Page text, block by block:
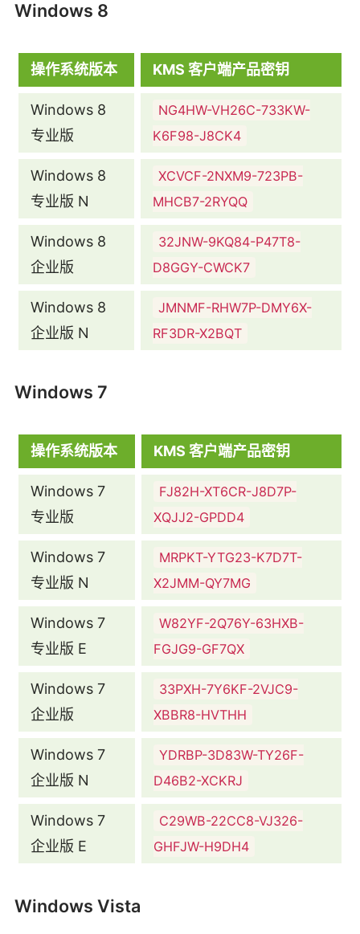
Windows 8
操作系统版本 KMS 客户端产品密钥
Windows 8
专业版
NG4HW-VH26C-733KW-
K6F98-J8CK4
Windows 8
专业版 N
XCVCF-2NXM9-723PB-
MHCB7-2RYQQ
Windows 8
企业版
32JNW-9KQ84-P47T8-
D8GGY-CWCK7
Windows 8
企业版 N
JMNMF-RHW7P-DMY6X-
RF3DR-X2BQT
Windows 7
操作系统版本 KMS 客户端产品密钥
Windows 7
专业版
FJ82H-XT6CR-J8D7P-
XQJJ2-GPDD4
Windows 7
专业版 N
MRPKT-YTG23-K7D7T-
X2JMM-QY7MG
Windows 7
专业版 E
W82YF-2Q76Y-63HXB-
FGJG9-GF7QX
Windows 7
企业版
33PXH-7Y6KF-2VJC9-
XBBR8-HVTHH
Windows 7
企业版 N
YDRBP-3D83W-TY26F-
D46B2-XCKRJ
Windows 7
企业版 E
C29WB-22CC8-VJ326-
GHFJW-H9DH4
Windows Vista